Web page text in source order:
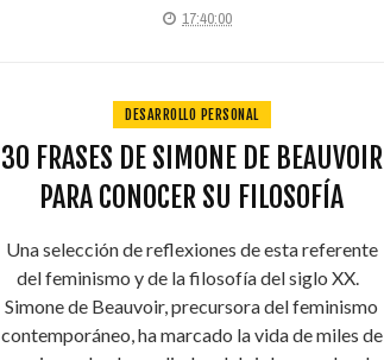
17:40:00
DESARROLLO PERSONAL
30 FRASES DE SIMONE DE BEAUVOIR
PARA CONOCER SU FILOSOFÍA
Una selección de reflexiones de esta referente
del feminismo y de la filosofía del siglo XX.
Simone de Beauvoir, precursora del feminismo
contemporáneo, ha marcado la vida de miles de